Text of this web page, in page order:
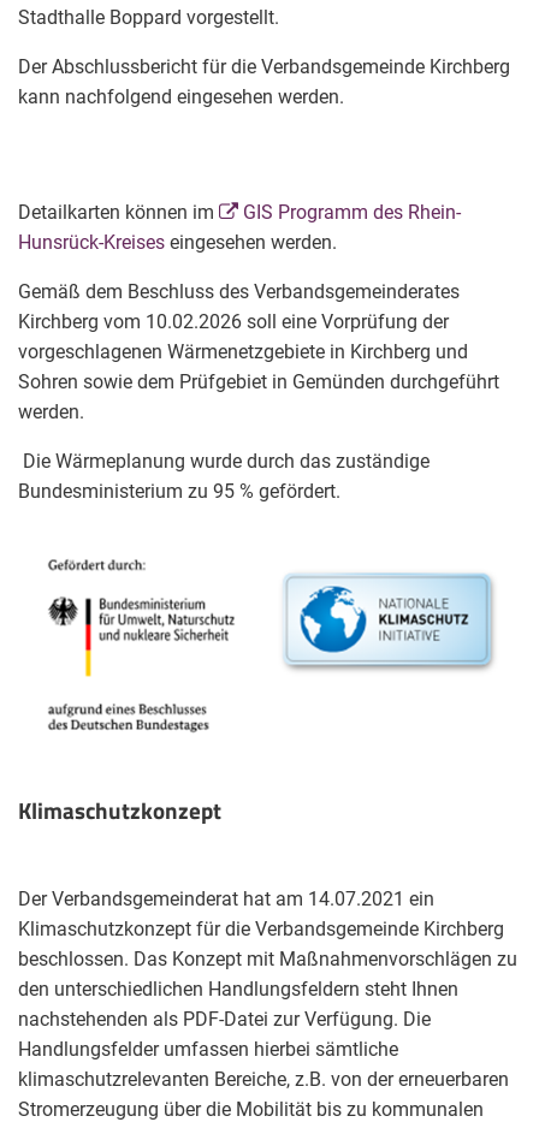
Stadthalle Boppard vorgestellt.
Der Abschlussbericht für die Verbandsgemeinde Kirchberg
kann nachfolgend eingesehen werden.
Detailkarten können im
GIS Programm des Rhein-
Hunsrück-Kreises eingesehen werden.
Gemäß dem Beschluss des Verbandsgemeinderates
Kirchberg vom 10.02.2026 soll eine Vorprüfung der
vorgeschlagenen Wärmenetzgebiete in Kirchberg und
Sohren sowie dem Prüfgebiet in Gemünden durchgeführt
werden.
Die Wärmeplanung wurde durch das zuständige
Bundesministerium zu 95 % gefördert.
Klimaschutzkonzept
Der Verbandsgemeinderat hat am 14.07.2021 ein
Klimaschutzkonzept für die Verbandsgemeinde Kirchberg
beschlossen. Das Konzept mit Maßnahmenvorschlägen zu
den unterschiedlichen Handlungsfeldern steht Ihnen
nachstehenden als PDF-Datei zur Verfügung. Die
Handlungsfelder umfassen hierbei sämtliche
klimaschutzrelevanten Bereiche, z.B. von der erneuerbaren
Stromerzeugung über die Mobilität bis zu kommunalen